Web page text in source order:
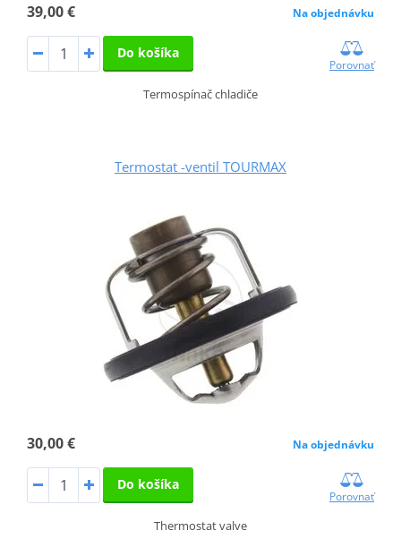
39,00 € Na objednávku
Do košíka
Porovnať
Termospínač chladiče
Termostat -ventil TOURMAX
30,00 € Na objednávku
Do košíka
Porovnať
Thermostat valve